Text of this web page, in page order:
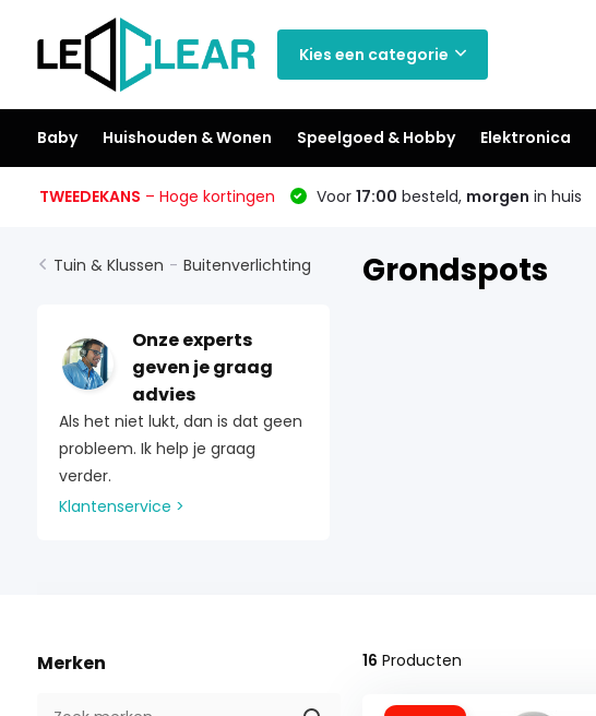
Kies een categorie
Baby Huishouden & Wonen Speelgoed & Hobby Elektronica
TWEEDEKANS – Hoge kortingen Voor 17:00 besteld, morgen in huis
Tuin & Klussen - Buitenverlichting
Onze experts
geven je graag
advies
Als het niet lukt, dan is dat geen
probleem. Ik help je graag
verder.
Klantenservice >
Grondspots
Merken 16 Producten